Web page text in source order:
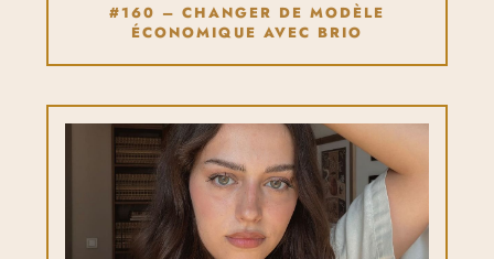
#160 – CHANGER DE MODÈLE
ÉCONOMIQUE AVEC BRIO